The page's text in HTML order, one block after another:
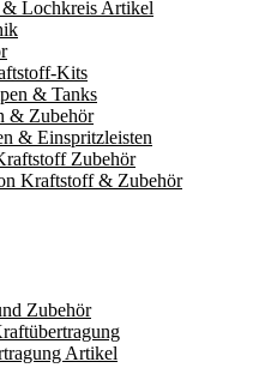
Lochkreis Artikel
Kits
& Tanks
& Zubehör
& Einspritzleisten
Zubehör
Kraftstoff & Zubehör
Zubehör
Artikel